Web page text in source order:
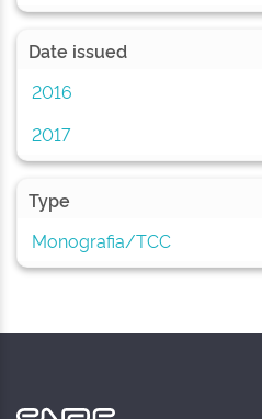
Date issued
2016
2017
Type
Monografia/TCC